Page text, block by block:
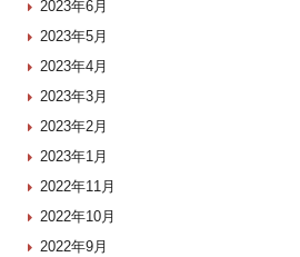
2023年6月
2023年5月
2023年4月
2023年3月
2023年2月
2023年1月
2022年11月
2022年10月
2022年9月